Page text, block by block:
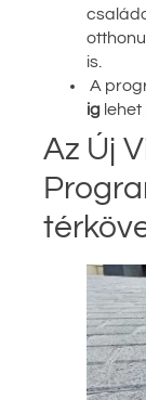
is.
A
ig lehet
Az Új